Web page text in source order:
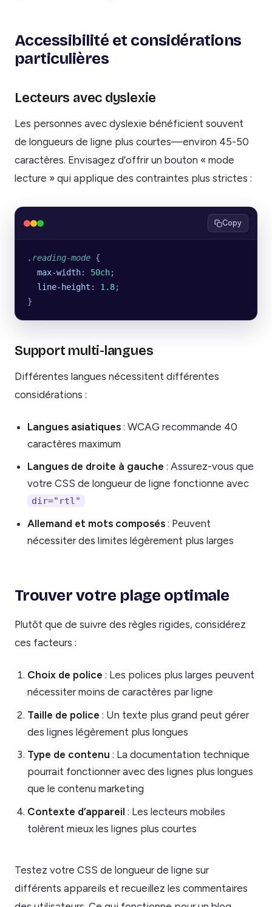
Accessibilité et considérations
particulières
Lecteurs avec dyslexie
Les personnes avec dyslexie bénéficient souvent
de longueurs de ligne plus courtes—environ 45-50
caractères. Envisagez d’offrir un bouton « mode
lecture » qui applique des contraintes plus strictes :
Copy
. reading-mode {
  max-width
: 50ch;
  line-height
: 1.8;
}
Support multi-langues
Différentes langues nécessitent différentes
considérations :
Langues asiatiques: WCAG recommande 40
caractères maximum
Langues de droite à gauche : Assurez-vous que
votre CSS de longueur de ligne fonctionne avec
dir="rtl"
Allemand et mots composés: Peuvent
nécessiter des limites légèrement plus larges
Trouver votre plage optimale
Plutôt que de suivre des règles rigides, considérez
ces facteurs :
Choix de police : Les polices plus larges peuvent
nécessiter moins de caractères par ligne
Taille de police : Un texte plus grand peut gérer
des lignes légèrement plus longues
Type de contenu : La documentation technique
pourrait fonctionner avec des lignes plus longues
que le contenu marketing
Contexte d’appareil : Les lecteurs mobiles
tolèrent mieux les lignes plus courtes
Testez votre CSS de longueur de ligne sur
différents appareils et recueillez les commentaires